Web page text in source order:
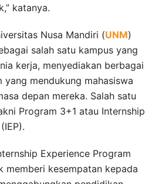
katanya.
Nusa Mandiri (UNM)
salah satu kampus yang
kerja, menyediakan berbagai
mendukung mahasiswa
depan mereka. Salah satu
Program 3+1 atau Internship
Experience Program
memberi kesempatan kepada